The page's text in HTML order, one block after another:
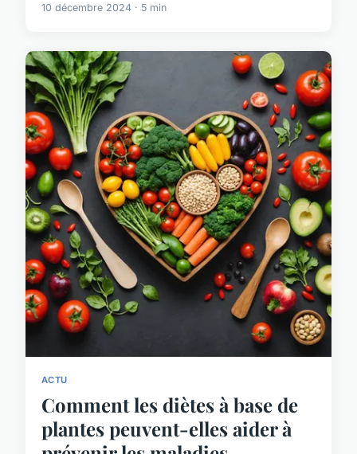
10 décembre 2024 · 5 min
ACTU
Comment les diètes à base de
plantes peuvent-elles aider à